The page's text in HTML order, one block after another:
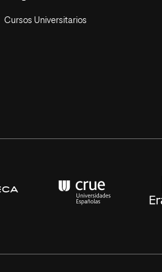
Cursos Universitarios